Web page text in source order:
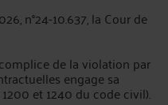
n°24-10.637, la Cour de
de la violation par
engage sa
et 1240 du code civil).